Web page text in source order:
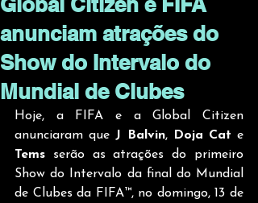
anunciam atrações do
Show do Intervalo do
Mundial de Clubes
Hoje, a FIFA e a Global Citizen
anunciaram que J Balvin, Doja Cat
Tems serão as atrações do primeiro
Show do Intervalo da final do Mundial
de Clubes da FIFA™, no domingo, 13 de